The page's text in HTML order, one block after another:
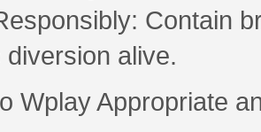
Contain
diversion alive.
Wplay Appropriate